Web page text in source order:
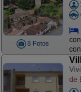
8 Fotos
de